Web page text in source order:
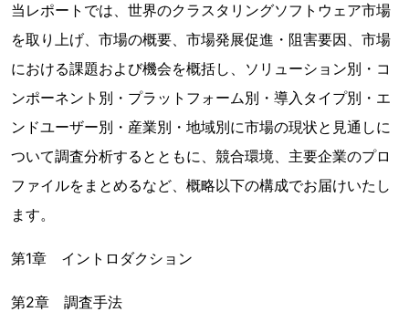
当レポートでは、世界のクラスタリングソフトウェア市場
を取り上げ、市場の概要、市場発展促進・阻害要因、市場
における課題および機会を概括し、ソリューション別・コ
ンポーネント別・プラットフォーム別・導入タイプ別・エ
ンドユーザー別・産業別・地域別に市場の現状と見通しに
ついて調査分析するとともに、競合環境、主要企業のプロ
ファイルをまとめるなど、概略以下の構成でお届けいたし
ます。
第1章 イントロダクション
第2章 調査手法